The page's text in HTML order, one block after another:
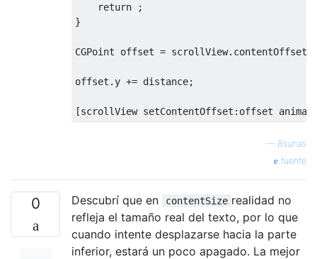
return
;
}
CGPoint offset = scrollView. contentOffset
offset . y += distance;
[scrollView setContentOffset : offset
— 8suhas
fuente
0 Descubrí que en contentSize realidad no
refleja el tamaño real del texto, por lo que
cuando intente desplazarse hacia la parte
inferior, estará un poco apagado. La mejor